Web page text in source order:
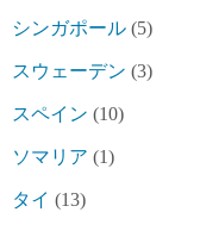
シンガポール (5)
スウェーデン (3)
スペイン (10)
ソマリア (1)
タイ (13)